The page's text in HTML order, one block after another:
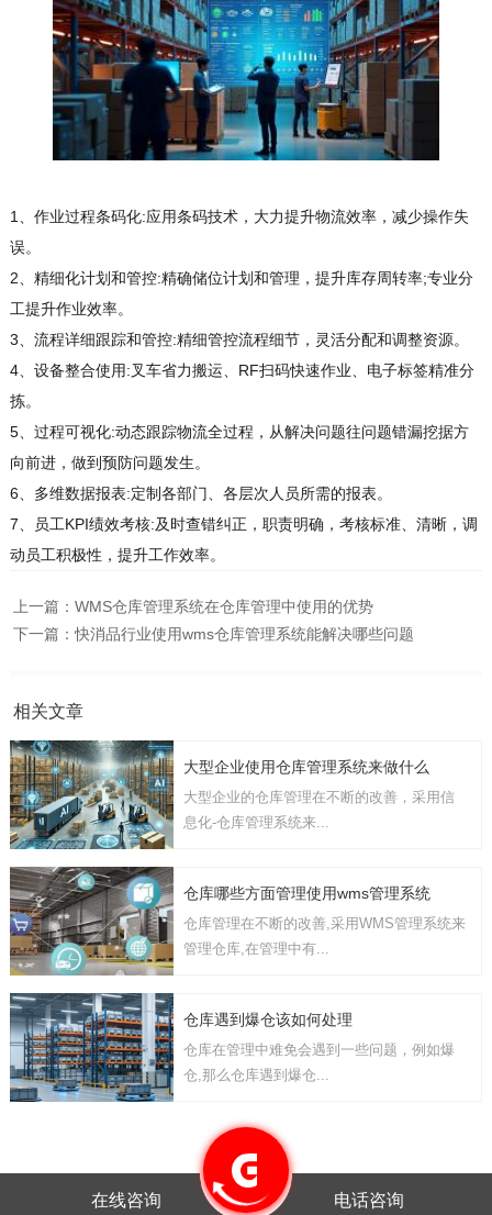
1、作业过程条码化:应用条码技术，大力提升物流效率，减少操作失
误。
2、精细化计划和管控:精确储位计划和管理，提升库存周转率;专业分
工提升作业效率。
3、流程详细跟踪和管控:精细管控流程细节，灵活分配和调整资源。
4、设备整合使用:叉车省力搬运、RF扫码快速作业、电子标签精准分
拣。
5、过程可视化:动态跟踪物流全过程，从解决问题往问题错漏挖据方
向前进，做到预防问题发生。
6、多维数据报表:定制各部门、各层次人员所需的报表。
7、员工KPI绩效考核:及时查错纠正，职责明确，考核标准、清晰，调
动员工积极性，提升工作效率。
上一篇： WMS仓库管理系统在仓库管理中使用的优势
下一篇： 快消品行业使用wms仓库管理系统能解决哪些问题
相关文章
大型企业使用仓库管理系统来做什么
大型企业的仓库管理在不断的改善，采用信
息化-仓库管理系统来...
仓库哪些方面管理使用wms管理系统
仓库管理在不断的改善,采用WMS管理系统来
管理仓库,在管理中有...
仓库遇到爆仓该如何处理
仓库在管理中难免会遇到一些问题，例如爆
仓,那么仓库遇到爆仓...
在线咨询 电话咨询